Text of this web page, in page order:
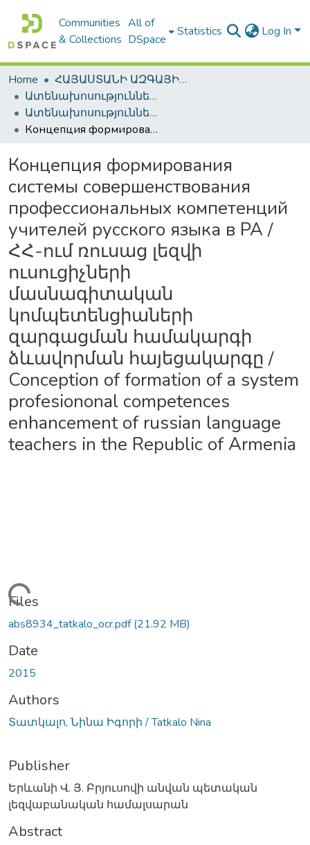
Communities
& Collections
All of
DSpace
Statistics Log In
Home
ՀԱՅԱՍՏԱՆԻ ԱԶԳԱՅԻՆ ԳՐԱԴԱՐԱՆԻ ԹՎԱՅԻՆ ՊԱՀՈՑ / DIGITAL REPOSITORY OF NLA
Ատենախոսություններ և սեղմագրեր / Theses & Abstracts
Ատենախոսություններ և սեղմագրեր / Theses & Abstracts
Концепция формирования системы совершенствования профессиональных компетенций учителей русского языка в РА / ՀՀ-ում ռուսաց լեզվի ուսուցիչների մասնագիտական կոմպետենցիաների զարգացման համակարգի ձևավորման հայեցակարգը / Conception of formation of a system profesiononal competences enhancement of russian language teachers in the Republic of Armenia
Концепция формирования
системы совершенствования
профессиональных компетенций
учителей русского языка в РА /
ՀՀ-ում ռուսաց լեզվի
ուսուցիչների
մասնագիտական
կոմպետենցիաների
զարգացման համակարգի
ձևավորման հայեցակարգը /
Conception of formation of a system
profesiononal competences
enhancement of russian language
teachers in the Republic of Armenia
Files
abs8934_tatkalo_ocr.pdf(21.92 MB)
Date
2015
Authors
Տատկալո, Նինա Իգորի / Tatkalo Nina
Publisher
Երևանի Վ. Յ. Բրյուսովի անվան պետական
լեզվաբանական համալսարան
Abstract